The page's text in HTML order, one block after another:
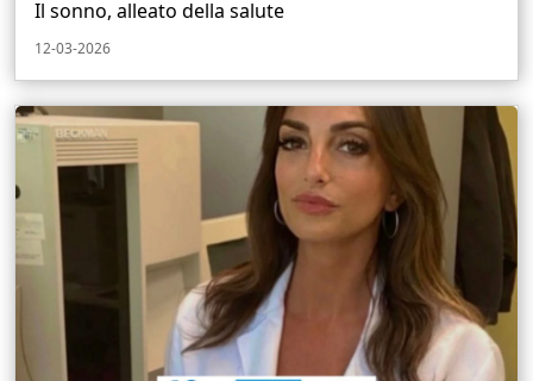
Il sonno, alleato della salute
12-03-2026